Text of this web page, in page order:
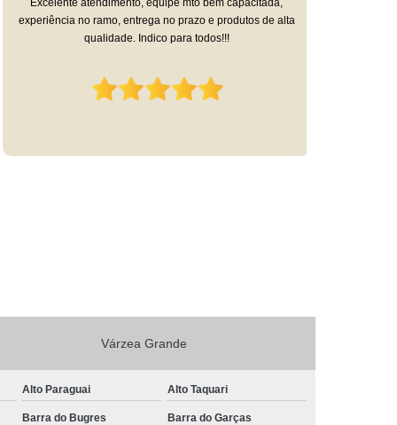
Excelente atendimento, equipe mto bem capacitada,
experiência no ramo, entrega no prazo e produtos de alta
qualidade. Indico para todos!!!
Várzea Grande
Alto Paraguai Alto Taquari
Barra do Bugres Barra do Garças